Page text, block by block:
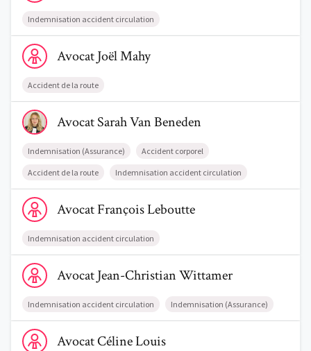
Indemnisation accident circulation
Voir le profil de AvocatJoël Mahy
AvocatJoëlMahy
Accident de la route
Voir le profil de AvocatSarah Van Beneden
AvocatSarahVan Beneden
Indemnisation (Assurance) Accident corporel
Accident de la route Indemnisation accident circulation
Voir le profil de AvocatFrançois Leboutte
AvocatFrançoisLeboutte
Indemnisation accident circulation
Voir le profil de AvocatJean-Christian Wittamer
AvocatJean-ChristianWittamer
Indemnisation accident circulation Indemnisation (Assurance)
Voir le profil de AvocatCéline Louis
AvocatCélineLouis